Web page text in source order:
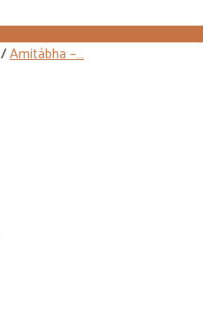
/Amitábha –…